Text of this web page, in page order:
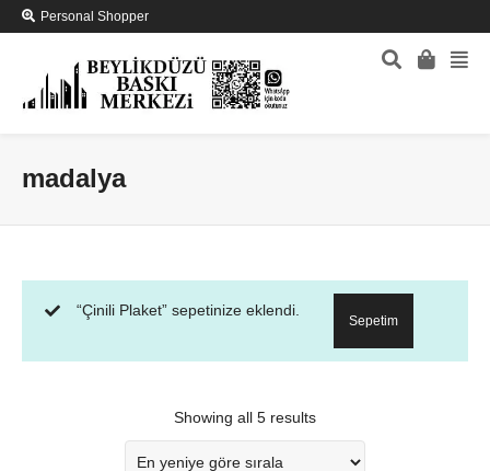
Personal Shopper
madalya
“Çinili Plaket” sepetinize eklendi.
Sepetim
Showing all 5 results